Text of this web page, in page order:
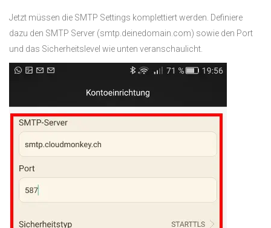
Jetzt müssen die SMTP Settings komplettiert werden. Definiere
dazu den SMTP Server (smtp.deinedomain.com) sowie den Port
und das Sicherheitslevel wie unten veranschaulicht.